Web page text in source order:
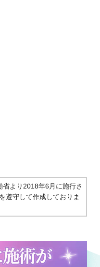
より2018年6月に施行さ
遵守して作成しておりま